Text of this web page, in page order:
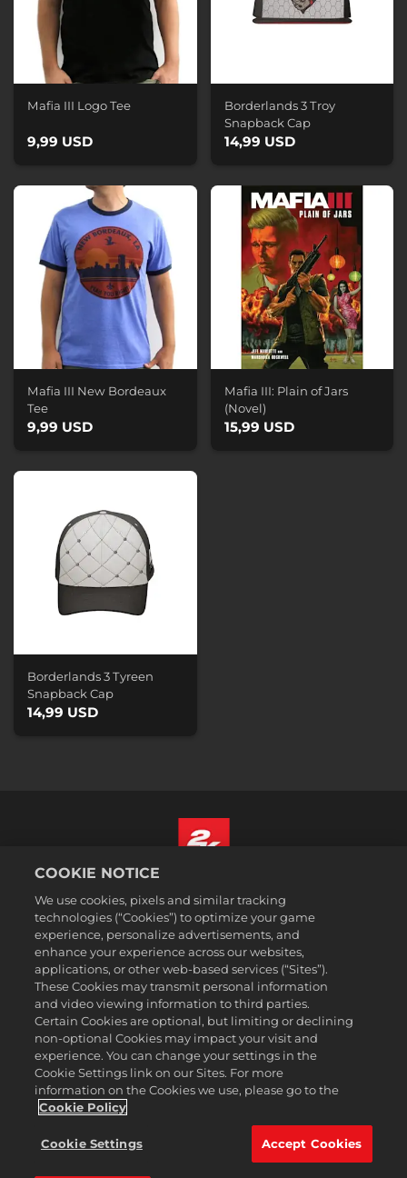
Mafia III Logo Tee
9,99 USD
Borderlands 3 Troy
Snapback Cap
14,99 USD
Mafia III New Bordeaux
Tee
9,99 USD
Mafia III: Plain of Jars
(Novel)
15,99 USD
Borderlands 3 Tyreen
Snapback Cap
14,99 USD
Prawne
Polityka prywatności
Polityka plików cookies
Wsparcie
Zakaz sprzedawania i udostępniania moich danych osobowych
Order Lookup & Refunds
2K Ad Partners
©2016-2026 Take-Two Interactive Software Inc. 2K, Firaxis Games,
Civilization, and their respective logos are trademarks of Take-Two
Interactive Software, Inc. All rights reserved.
własnością ich odpowiednich posiadaczy.
Polski
COOKIE NOTICE
We use cookies, pixels and similar tracking
technologies (“Cookies”) to optimize your game
experience, personalize advertisements, and
enhance your experience across our websites,
applications, or other web-based services (“Sites”).
These Cookies may transmit personal information
and video viewing information to third parties.
Certain Cookies are optional, but limiting or declining
non-optional Cookies may impact your visit and
experience. You can change your settings in the
Cookie Settings link on our Sites. For more
information on the Cookies we use, please go to the
Cookie Policy
Cookie Settings Accept Cookies